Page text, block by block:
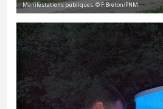
Manifestations publiques. © F.Breton/PNM